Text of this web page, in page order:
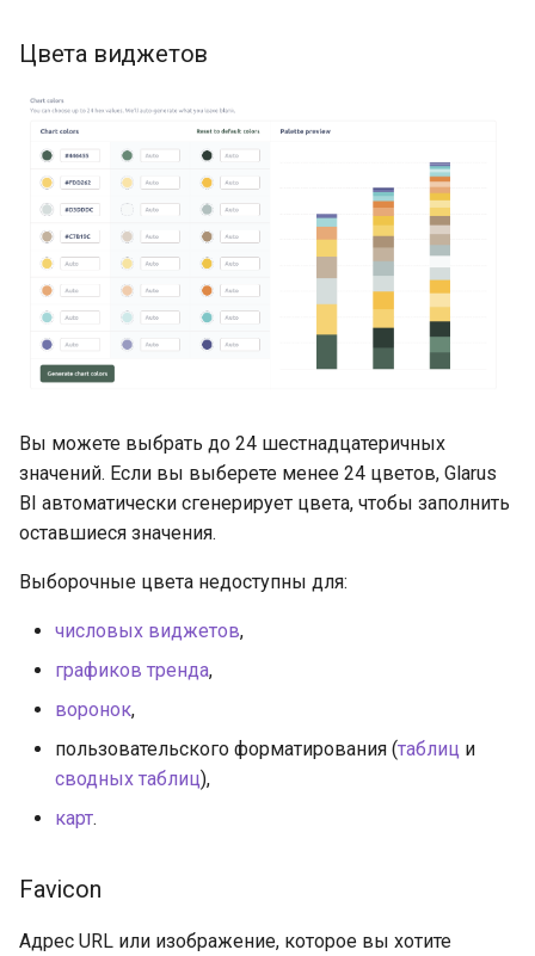
Цвета виджетов
Вы можете выбрать до 24 шестнадцатеричных
значений. Если вы выберете менее 24 цветов, Glarus
BI автоматически сгенерирует цвета, чтобы заполнить
оставшиеся значения.
Выборочные цвета недоступны для:
числовых виджетов,
графиков тренда,
воронок,
пользовательского форматирования (таблиц и
сводных таблиц),
карт.
Favicon
Адрес URL или изображение, которое вы хотите